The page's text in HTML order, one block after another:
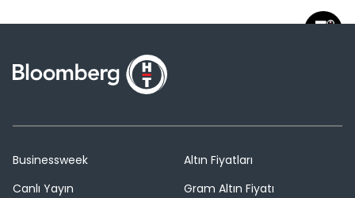
Businessweek
Canlı Yayın
Altın Fiyatları
Gram Altın Fiyatı